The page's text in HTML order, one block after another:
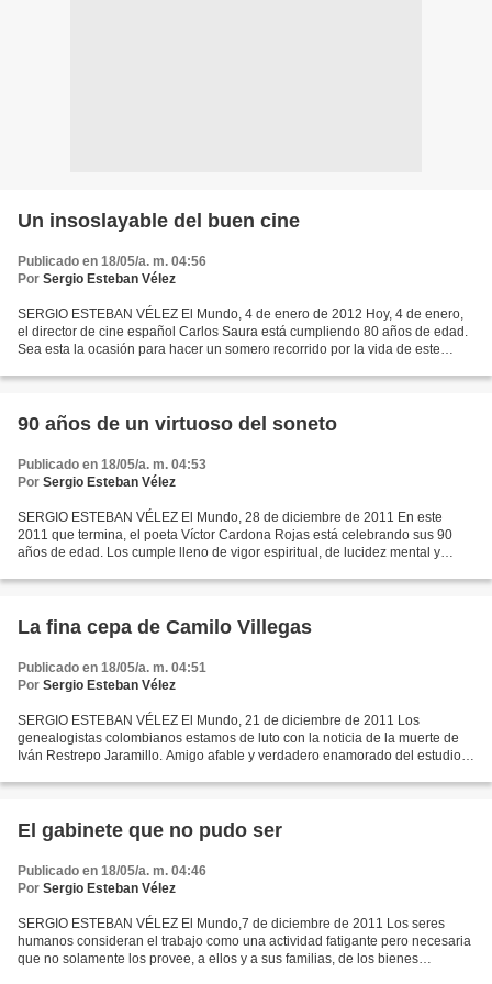
Un insoslayable del buen cine
Publicado en 18/05/a. m. 04:56
Por Sergio Esteban Vélez
SERGIO ESTEBAN VÉLEZ El Mundo, 4 de enero de 2012 Hoy, 4 de enero,
el director de cine español Carlos Saura está cumpliendo 80 años de edad.
Sea esta la ocasión para hacer un somero recorrido por la vida de este
90 años de un virtuoso del soneto
Publicado en 18/05/a. m. 04:53
Por Sergio Esteban Vélez
SERGIO ESTEBAN VÉLEZ El Mundo, 28 de diciembre de 2011 En este
2011 que termina, el poeta Víctor Cardona Rojas está celebrando sus 90
años de edad. Los cumple lleno de vigor espiritual, de lucidez mental y
La fina cepa de Camilo Villegas
Publicado en 18/05/a. m. 04:51
Por Sergio Esteban Vélez
SERGIO ESTEBAN VÉLEZ El Mundo, 21 de diciembre de 2011 Los
genealogistas colombianos estamos de luto con la noticia de la muerte de
Iván Restrepo Jaramillo. Amigo afable y verdadero enamorado del estudio
El gabinete que no pudo ser
Publicado en 18/05/a. m. 04:46
Por Sergio Esteban Vélez
SERGIO ESTEBAN VÉLEZ El Mundo,7 de diciembre de 2011 Los seres
humanos consideran el trabajo como una actividad fatigante pero necesaria
que no solamente los provee, a ellos y a sus familias, de los bienes